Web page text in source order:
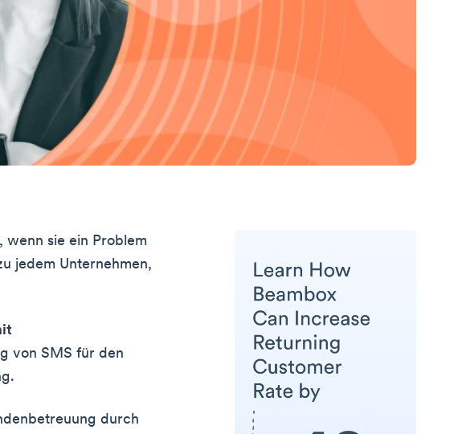
wenn sie ein Problem
jedem Unternehmen,
von SMS für den
durch